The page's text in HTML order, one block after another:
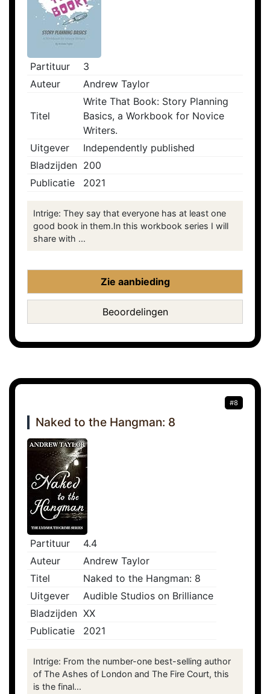
Partituur
3
Auteur
Andrew Taylor
Titel
Write That Book: Story Planning
Basics, a Workbook for Novice
Writers.
Uitgever
Independently published
Bladzijden 200
Publicatie
2021
Intrige: They say that everyone has at least one
good book in them.In this workbook series I will
share with ...
Zie aanbieding
Beoordelingen
#8
Naked to the Hangman: 8
Partituur
4.4
Auteur
Andrew Taylor
Titel
Naked to the Hangman: 8
Uitgever
Audible Studios on Brilliance
Bladzijden XX
Publicatie
2021
Intrige: From the number-one best-selling author
of The Ashes of London and The Fire Court, this
is the final...